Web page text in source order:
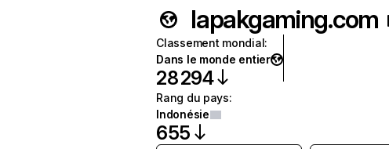
lapakgaming.com
Classement mondial:
Dans le monde entier
28 294
Rang du pays:
Indonésie
655